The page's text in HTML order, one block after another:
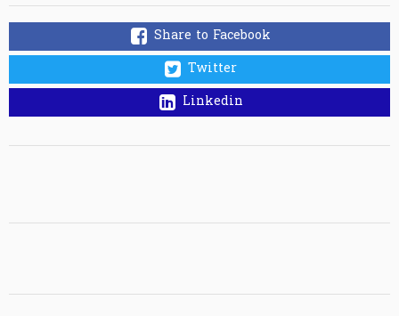
Share to Facebook
Twitter
Linkedin